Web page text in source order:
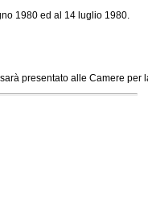
1980 ed al 14 luglio 1980.
presentato alle Camere per